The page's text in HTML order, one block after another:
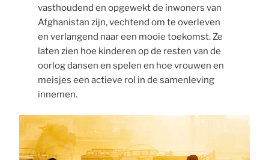
vasthoudend en opgewekt de inwoners van
Afghanistan zijn, vechtend om te overleven
en verlangend naar een mooie toekomst. Ze
laten zien hoe kinderen op de resten van de
oorlog dansen en spelen en hoe vrouwen en
meisjes een actieve rol in de samenleving
innemen.